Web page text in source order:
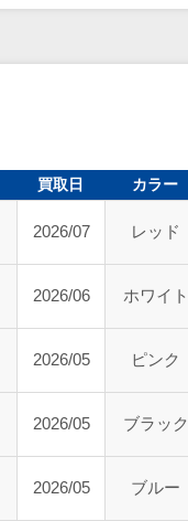
買取日 カラー
2026/07 レッド
2026/06 ホワイト
2026/05 ピンク
2026/05 ブラック
2026/05 ブルー